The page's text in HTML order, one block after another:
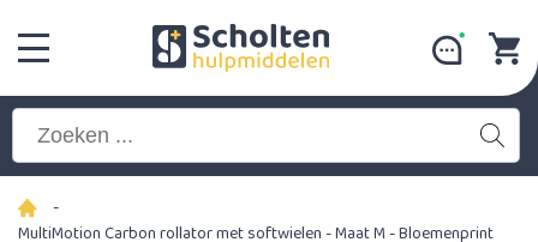
-
MultiMotion Carbon rollator met softwielen - Maat M - Bloemenprint